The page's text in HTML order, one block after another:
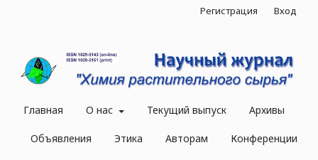
Главная О нас Текущий выпуск Архивы
Объявления Этика Авторам Конференции
Регистрация Вход